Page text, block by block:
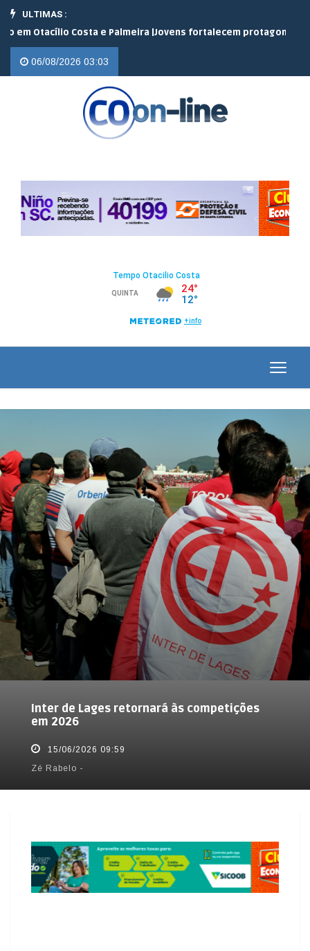
ULTIMAS :
Costa e Palmeira | Jovens fortalecem protagonismo no
06/08/2026 03:03
Inter de Lages retornará às competições
em 2026
15/06/2026 09:59
Zé Rabelo -